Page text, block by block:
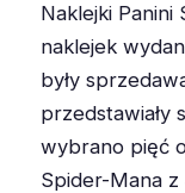
Naklejki
naklejek
były
przedstawiały
wybrano pięć
Spider-Mana